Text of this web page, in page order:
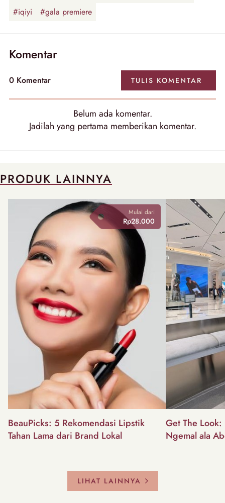
#iqiyi
#gala premiere
Komentar
0 Komentar TULIS KOMENTAR
Belum ada komentar.
Jadilah yang pertama memberikan komentar.
PRODUK LAINNYA
Mulai dari
Rp28.000
BeauPicks: 5 Rekomendasi Lipstik
Tahan Lama dari Brand Lokal
Get The
Ngemal ala
LIHAT LAINNYA